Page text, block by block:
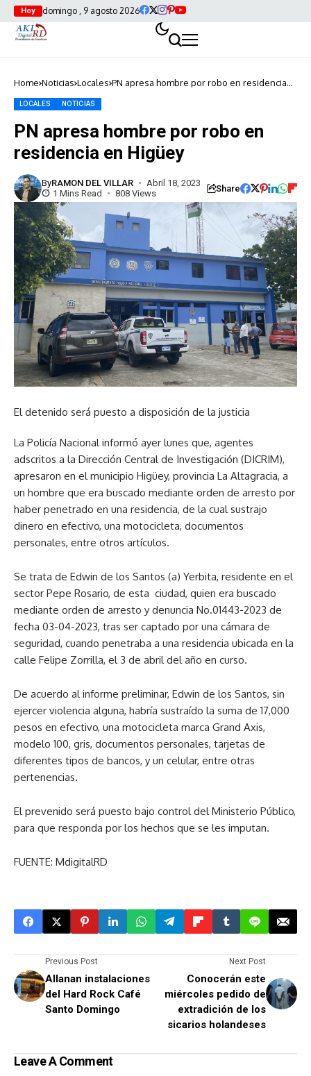
Hoy domingo , 9 agosto 2026
Home Noticias Locales PN apresa hombre por robo en residencia
LOCALES NOTICIAS
PN apresa hombre por robo en
residencia en Higüey
ByRAMON DEL VILLAR
Abril 18, 2023
1 Mins Read
808 Views Share
El detenido será puesto a disposición de la justicia
La Policía Nacional informó ayer lunes que, agentes
adscritos a la Dirección Central de Investigación (DICRIM),
apresaron en el municipio Higüey, provincia La Altagracia, a
un hombre que era buscado mediante orden de arresto por
haber penetrado en una residencia, de la cual sustrajo
dinero en efectivo, una motocicleta, documentos
personales, entre otros artículos.
Se trata de Edwin de los Santos (a) Yerbita, residente en el
sector Pepe Rosario, de esta ciudad, quien era buscado
mediante orden de arresto y denuncia No.01443-2023 de
fecha 03-04-2023, tras ser captado por una cámara de
seguridad, cuando penetraba a una residencia ubicada en la
calle Felipe Zorrilla, el 3 de abril del año en curso.
De acuerdo al informe preliminar, Edwin de los Santos, sin
ejercer violencia alguna, habría sustraído la suma de 17,000
pesos en efectivo, una motocicleta marca Grand Axis,
modelo 100, gris, documentos personales, tarjetas de
diferentes tipos de bancos, y un celular, entre otras
pertenencias.
El prevenido será puesto bajo control del Ministerio Público,
para que responda por los hechos que se les imputan.
FUENTE: MdigitalRD
Previous Post
Allanan instalaciones
del Hard Rock Café
Santo Domingo
Next Post
Conocerán este
miércoles pedido de
extradición de los
sicarios holandeses
Leave A Comment